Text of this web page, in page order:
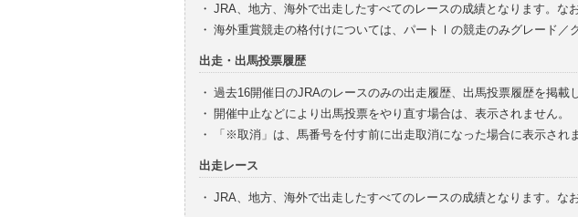
・ JRA、地方、海外で出走したすべてのレースの成績となります。な
・ 海外重賞競走の格付けについては、パートⅠの競走のみグレード／
出走・出馬投票履歴
・ 過去16開催日のJRAのレースのみの出走履歴、出馬投票履歴を掲載
・ 開催中止などにより出馬投票をやり直す場合は、表示されません。
・
「※取消」は、馬番号を付す前に出走取消になった場合に表示されま
出走レース
・ JRA、地方、海外で出走したすべてのレースの成績となります。な